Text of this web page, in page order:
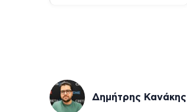
Δημήτρης Κανάκης